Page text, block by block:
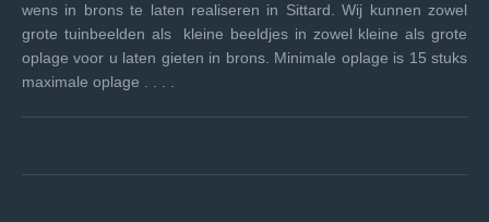
wens in brons te laten realiseren in Sittard. Wij kunnen zowel
grote tuinbeelden als kleine beeldjes in zowel kleine als grote
oplage voor u laten gieten in brons. Minimale oplage is 15 stuks
maximale oplage . . . .